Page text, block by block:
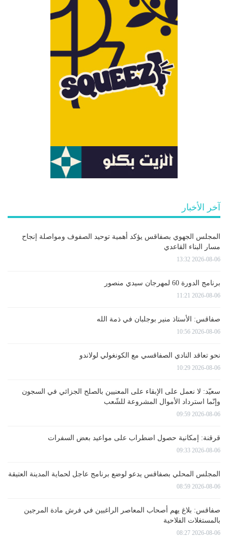
آخر الأخبار
المجلس الجهوي بصفاقس يؤكد أهمية توحيد الصفوف ومواصلة إنجاح
مسار البناء القاعدي
2026-08-06 13:32
برنامج الدورة 60 لمهرجان سيدي منصور
2026-08-06 11:21
صفاقس: الأستاذ منير بوجلبان في ذمة الله
2026-08-06 10:56
نحو تعاقد النادي الصفاقسي مع الكونغولي لولاندو
2026-08-06 10:29
سعيّد: لا نعمل على الإبقاء على المعنيين بالصلح الجزائي في السجون
وإنّما استرداد الأموال المشروعة للشّعب
2026-08-06 09:59
قرقنة: إمكانية حصول اضطراب على مواعيد بعض السفرات
2026-08-06 09:33
المجلس المحلي بصفاقس يدعو لوضع برنامج عاجل لحماية المدينة العتيقة
2026-08-06 08:59
صفاقس: بلاغ يهم أصحاب المعاصر الراغبين في فرش مادة المرجين
بالمستغلات الفلاحية
2026-08-06 08:27